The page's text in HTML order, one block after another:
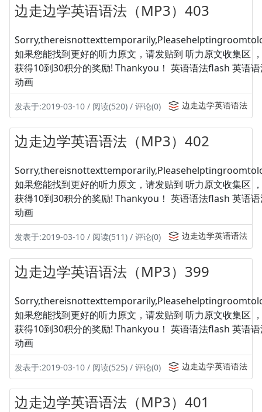
边走边学英语语法（MP3）403
如果您能找到更好的听力原文，请发贴到 听力原文收集区
获得10到30积分的奖励! Thankyou！ 英语语法flash 英语
动画
发表于:2019-03-10 / 阅读(520) / 评论(0) 边走边学英语语法
边走边学英语语法（MP3）402
如果您能找到更好的听力原文，请发贴到 听力原文收集区
获得10到30积分的奖励! Thankyou！ 英语语法flash 英语
动画
发表于:2019-03-10 / 阅读(511) / 评论(0) 边走边学英语语法
边走边学英语语法（MP3）399
如果您能找到更好的听力原文，请发贴到 听力原文收集区
获得10到30积分的奖励! Thankyou！ 英语语法flash 英语
动画
发表于:2019-03-10 / 阅读(525) / 评论(0) 边走边学英语语法
边走边学英语语法（MP3）401